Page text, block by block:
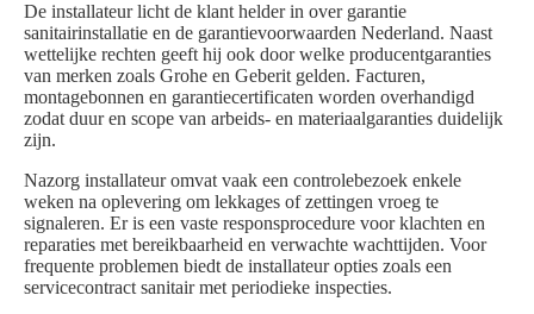
De installateur licht de klant helder in over garantie
sanitairinstallatie en de garantievoorwaarden Nederland. Naast
wettelijke rechten geeft hij ook door welke producentgaranties
van merken zoals Grohe en Geberit gelden. Facturen,
montagebonnen en garantiecertificaten worden overhandigd
zodat duur en scope van arbeids- en materiaalgaranties duidelijk
zijn.
Nazorg installateur omvat vaak een controlebezoek enkele
weken na oplevering om lekkages of zettingen vroeg te
signaleren. Er is een vaste responsprocedure voor klachten en
reparaties met bereikbaarheid en verwachte wachttijden. Voor
frequente problemen biedt de installateur opties zoals een
servicecontract sanitair met periodieke inspecties.